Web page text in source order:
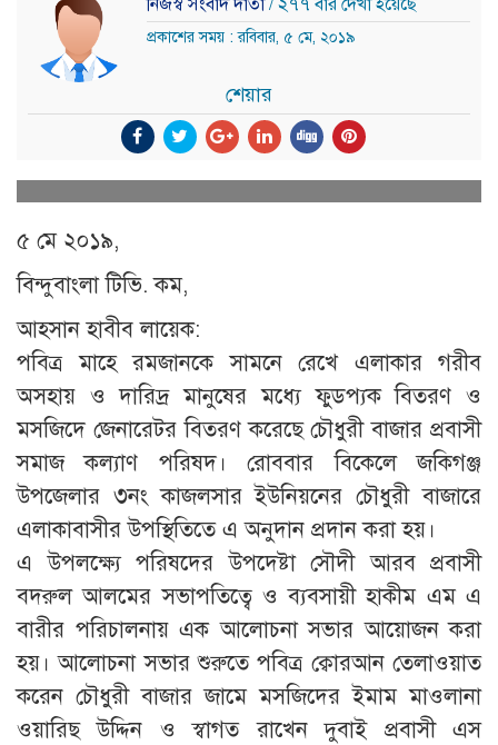
নিজস্ব সংবাদ দাতা/ ২৭৭ বার দেখা হয়েছে
প্রকাশের সময় : রবিবার, ৫ মে, ২০১৯
শেয়ার
৫ মে ২০১৯,
বিন্দুবাংলা টিভি. কম,
আহসান হাবীব লায়েক:
পবিত্র মাহে রমজানকে সামনে রেখে এলাকার গরীব
অসহায় ও দারিদ্র মানুষের মধ্যে ফুডপ্যক বিতরণ ও
মসজিদে জেনারেটর বিতরণ করেছে চৌধুরী বাজার প্রবাসী
সমাজ কল্যাণ পরিষদ। রোববার বিকেলে জকিগঞ্জ
উপজেলার ৩নং কাজলসার ইউনিয়নের চৌধুরী বাজারে
এলাকাবাসীর উপস্থিতিতে এ অনুদান প্রদান করা হয়।
এ উপলক্ষ্যে পরিষদের উপদেষ্টা সৌদী আরব প্রবাসী
বদরুল আলমের সভাপতিত্বে ও ব্যবসায়ী হাকীম এম এ
বারীর পরিচালনায় এক আলোচনা সভার আয়োজন করা
হয়। আলোচনা সভার শুরুতে পবিত্র ক্বোরআন তেলাওয়াত
করেন চৌধুরী বাজার জামে মসজিদের ইমাম মাওলানা
ওয়ারিছ উদ্দিন ও স্বাগত রাখেন দুবাই প্রবাসী এস